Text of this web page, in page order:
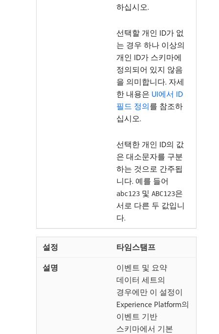
하십시오.
선택할 개인 ID가 없
는 경우 하나 이상의
개인 ID가 스키마에
정의되어 있지 않음
을 의미합니다. 자세
한 내용은 UI에서 ID
필드 정의를 참조하
십시오.
선택한 개인 ID의 값
은 대소문자를 구분
하는 것으로 간주됩
니다. 예를 들어
abc123 및 ABC123은
서로 다른 두 값입니
다.
타임스탬프
이벤트 및 요약
데이터 세트의
경우에만 이 설정이
Experience Platform의
이벤트 기반
스키마에서 기본